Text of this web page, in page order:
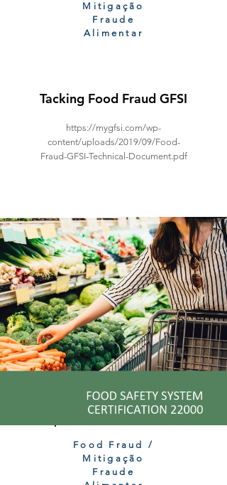
Mitigação
Fraude
Alimentar
Tacking Food Fraud GFSI
https://mygfsi.com/wp-
content/uploads/2019/09/Food-
Fraud-GFSI-Technical-Document.pdf
Food Fraud /
Mitigação
Fraude